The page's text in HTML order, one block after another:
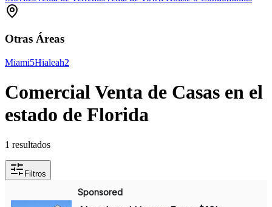
Otras Áreas
Miami5Hialeah2
Comercial Venta de Casas en el
estado de Florida
1 resultados
Filtros